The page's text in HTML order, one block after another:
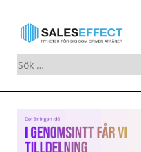
Sök
efter:
Skip
to
content